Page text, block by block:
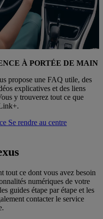
À PORTÉE DE MAIN
propose une FAQ utile, des
explicatives et des liens
y trouverez tout ce que
Se rendre au centre
tout ce dont vous avez besoin
numériques de votre
guides étape par étape et les
contacter le service